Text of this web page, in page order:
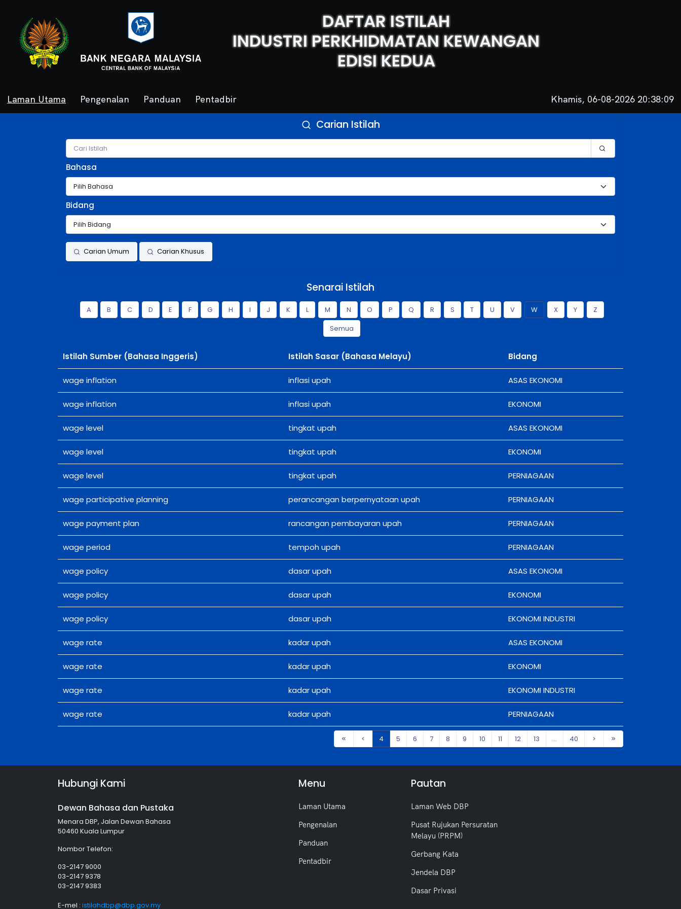
DAFTAR ISTILAH
INDUSTRI PERKHIDMATAN KEWANGAN
EDISI KEDUA
Laman Utama Pengenalan Panduan Pentadbir Khamis, 06-08-2026 20:38:09
Carian Istilah
Bahasa
Bidang
Carian Umum Carian Khusus
Senarai Istilah
A B C D E F G H I J K L M N O P Q R S T U V W X Y
Z
Semua
Istilah Sumber (Bahasa Inggeris) Istilah Sasar (Bahasa Melayu) Bidang
wage inflation inflasi upah ASAS EKONOMI
wage inflation inflasi upah EKONOMI
wage level tingkat upah ASAS EKONOMI
wage level tingkat upah EKONOMI
wage level tingkat upah PERNIAGAAN
wage participative planning perancangan berpernyataan upah PERNIAGAAN
wage payment plan rancangan pembayaran upah PERNIAGAAN
wage period tempoh upah PERNIAGAAN
wage policy dasar upah ASAS EKONOMI
wage policy dasar upah EKONOMI
wage policy dasar upah EKONOMI INDUSTRI
wage rate kadar upah ASAS EKONOMI
wage rate kadar upah EKONOMI
wage rate kadar upah EKONOMI INDUSTRI
wage rate kadar upah PERNIAGAAN
4 5 6 7 8 9 10 11 12 13 ... 40
Hubungi Kami
Dewan Bahasa dan Pustaka
Menara DBP, Jalan Dewan Bahasa
50460 Kuala Lumpur
Nombor Telefon:
03-2147 9000
03-2147 9378
03-2147 9383
E-mel : istilahdbp@dbp.gov.my
Menu
Laman Utama
Pengenalan
Panduan
Pentadbir
Pautan
Laman Web DBP
Pusat Rujukan Persuratan
Melayu (PRPM)
Gerbang Kata
Jendela DBP
Dasar Privasi